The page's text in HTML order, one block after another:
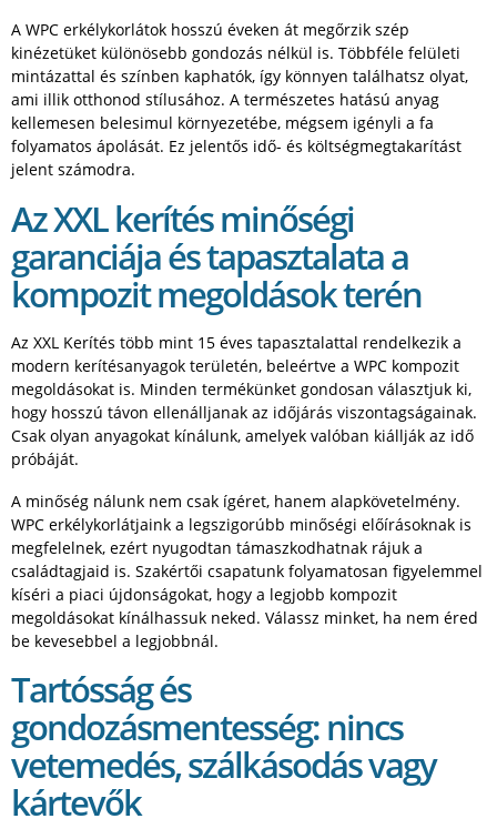
A WPC erkélykorlátok hosszú éveken át megőrzik szép
kinézetüket különösebb gondozás nélkül is. Többféle felületi
mintázattal és színben kaphatók, így könnyen találhatsz olyat,
ami illik otthonod stílusához. A természetes hatású anyag
kellemesen belesimul környezetébe, mégsem igényli a fa
folyamatos ápolását. Ez jelentős idő- és költségmegtakarítást
jelent számodra.
Az XXL kerítés minőségi
garanciája és tapasztalata a
kompozit megoldások terén
Az XXL Kerítés több mint 15 éves tapasztalattal rendelkezik a
modern kerítésanyagok területén, beleértve a WPC kompozit
megoldásokat is. Minden termékünket gondosan választjuk ki,
hogy hosszú távon ellenálljanak az időjárás viszontagságainak.
Csak olyan anyagokat kínálunk, amelyek valóban kiállják az idő
próbáját.
A minőség nálunk nem csak ígéret, hanem alapkövetelmény.
WPC erkélykorlátjaink a legszigorúbb minőségi előírásoknak is
megfelelnek, ezért nyugodtan támaszkodhatnak rájuk a
családtagjaid is. Szakértői csapatunk folyamatosan figyelemmel
kíséri a piaci újdonságokat, hogy a legjobb kompozit
megoldásokat kínálhassuk neked. Válassz minket, ha nem éred
be kevesebbel a legjobbnál.
Tartósság és
gondozásmentesség: nincs
vetemedés, szálkásodás vagy
kártevők